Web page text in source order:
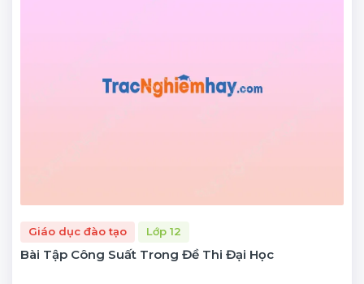
Giáo dục đào tạo Lớp 12
Bài Tập Công Suất Trong Đề Thi Đại Học